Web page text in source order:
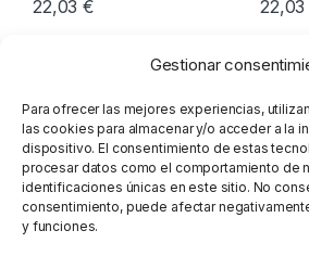
Gestionar
Para ofrecer las mejores experiencias,
las cookies para almacenar y/o acceder a la
dispositivo. El consentimiento de estas
procesar datos como el comportamiento de
identificaciones únicas en este sitio. No
consentimiento, puede afectar
y funciones.
22,03€